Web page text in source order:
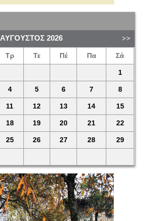
ΑΎΓΟΥΣΤΟΣ 2026
Τρ Τε Πέ Πα Σά
1
4 5 6 7 8
11 12 13 14 15
18 19 20 21 22
25 26 27 28 29